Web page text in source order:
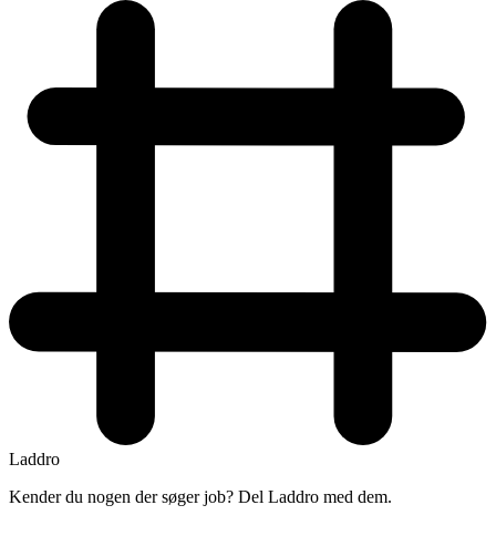
Laddro
Kender du nogen der søger job? Del Laddro med dem.